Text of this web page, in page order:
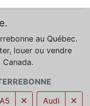
au Québec.
louer ou vendre
Audi
A5